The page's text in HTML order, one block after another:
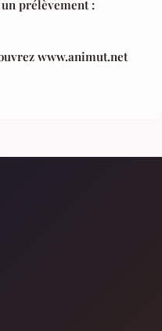
prélèvement :
www.animut.net